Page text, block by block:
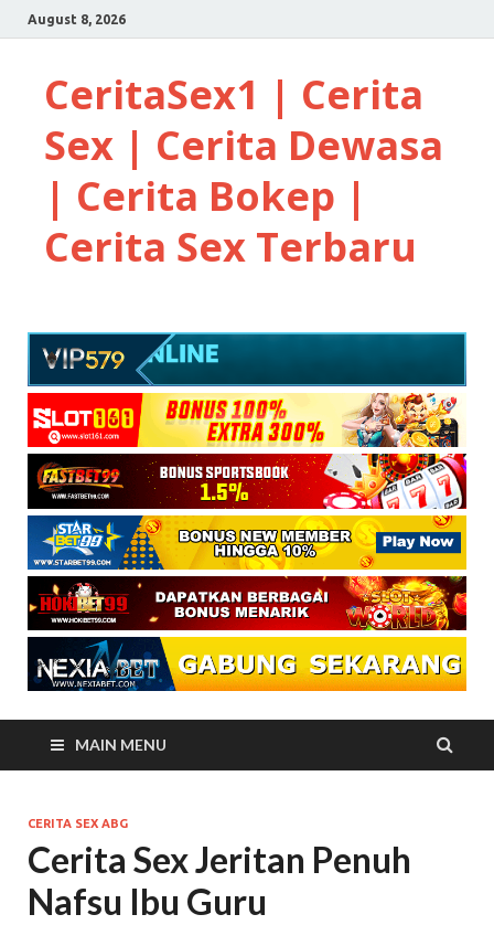
August 8, 2026
CeritaSex1 | Cerita
Sex | Cerita Dewasa
| Cerita Bokep |
Cerita Sex Terbaru
MAIN MENU
CERITA SEX ABG
Cerita Sex Jeritan Penuh
Nafsu Ibu Guru